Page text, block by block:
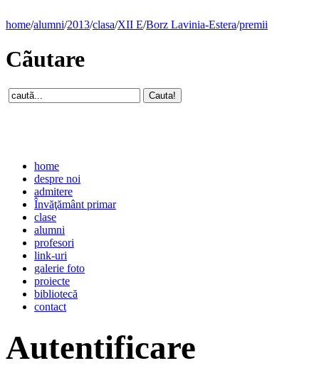
home/alumni/2013/clasa/XII E/Borz Lavinia-Estera/premii
Cãutare
home
despre noi
admitere
Învăţământ primar
clase
alumni
profesori
link-uri
galerie foto
proiecte
bibliotecă
contact
Autentificare